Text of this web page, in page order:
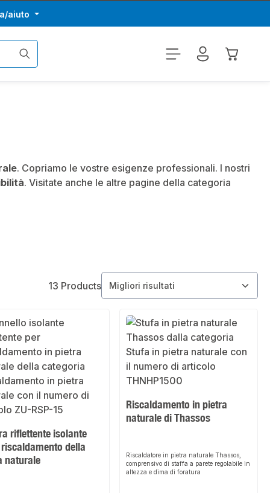
aiuto
Il
. Copriamo le vostre esigenze professionali. I nostri
. Visitate anche le altre pagine della categoria
13 Products
riflettente isolante
della
naturale
Riscaldamento in pietra
naturale di Thassos
Riscaldatore in pietra naturale Thassos,
comprensivo di staffa a parete regolabile in
altezza e dima di foratura